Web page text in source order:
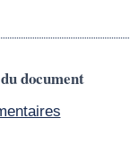
document